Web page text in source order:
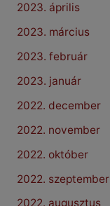
2023. április
2023. március
2023. február
2023. január
2022. december
2022. november
2022. október
2022. szeptember
2022. augusztus